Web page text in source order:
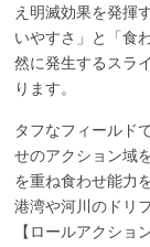
え明滅効果を発揮
いやすさ」と「食
然に発生するスラ
ります。
タフなフィールド
せのアクション域
を重ね食わせ能力
港湾や河川のドリ
【ロールアクショ